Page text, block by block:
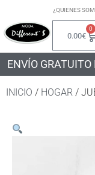
¿QUIENES
0.00€
0
ENVÍO
INICIO / HOGAR /